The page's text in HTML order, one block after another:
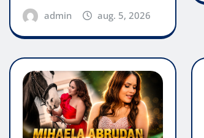
admin aug. 5, 2026